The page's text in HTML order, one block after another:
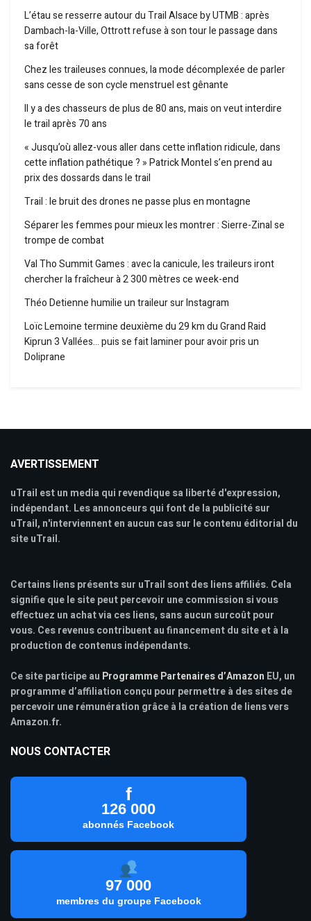
L’étau se resserre autour du Trail Alsace by UTMB : après
Dambach-la-Ville, Ottrott refuse à son tour le passage dans
sa forêt
Chez les traileuses connues, la mode décomplexée de parler
sans cesse de son cycle menstruel est gênante
Il y a des chasseurs de plus de 80 ans, mais on veut interdire
le trail après 70 ans
« Jusqu’où allez-vous aller dans cette inflation ridicule, dans
cette inflation pathétique ? » Patrick Montel s’en prend au
prix des dossards dans le trail
Trail : le bruit des drones ne passe plus en montagne
Séparer les femmes pour mieux les montrer : Sierre-Zinal se
trompe de combat
Val Tho Summit Games : avec la canicule, les traileurs iront
chercher la fraîcheur à 2 300 mètres ce week-end
Théo Detienne humilie un traileur sur Instagram
Loïc Lemoine termine deuxième du 29 km du Grand Raid
Kiprun 3 Vallées… puis se fait laminer pour avoir pris un
Doliprane
AVERTISSEMENT
uTrail est un media qui revendique sa liberté d'expression,
indépendant. Les annonceurs qui font de la publicité sur
uTrail, n'interviennent en aucun cas sur le contenu éditorial du
site uTrail.
Certains liens présents sur uTrail sont des liens affiliés. Cela
signifie que le site peut percevoir une commission si vous
effectuez un achat via ces liens, sans aucun surcoût pour
vous. Ces revenus contribuent au financement du site et à la
production de contenus indépendants.
Ce site participe au Programme Partenaires d’Amazon EU, un
programme d’affiliation conçu pour permettre à des sites de
percevoir une rémunération grâce à la création de liens vers
Amazon.fr.
NOUS CONTACTER
f
126 000
abonnés Facebook
97 000
membres du groupe Facebook